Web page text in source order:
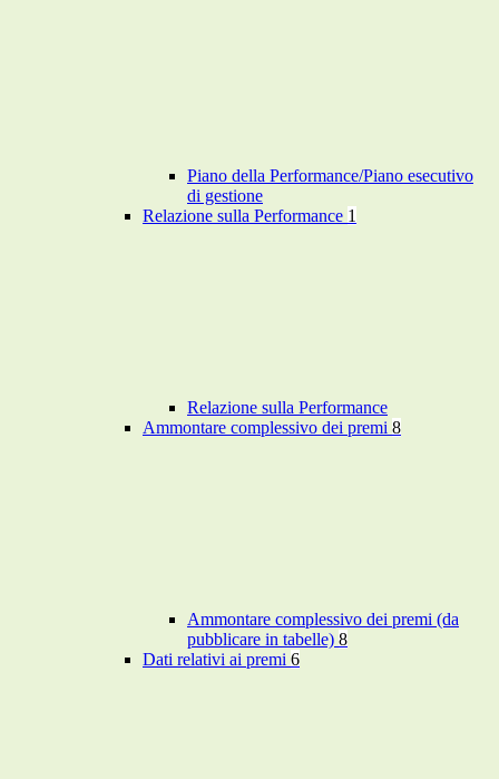
Piano della Performance/Piano esecutivo
di gestione
Relazione sulla Performance 1
Relazione sulla Performance
Ammontare complessivo dei premi 8
Ammontare complessivo dei premi (da
pubblicare in tabelle) 8
Dati relativi ai premi 6